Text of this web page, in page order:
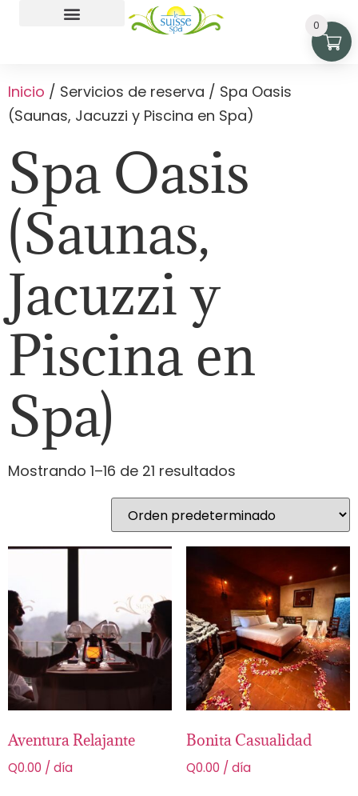
Inicio / Servicios de reserva / Spa Oasis
(Saunas, Jacuzzi y Piscina en Spa)
Spa Oasis
(Saunas,
Jacuzzi y
Piscina en
Spa)
Mostrando 1–16 de 21 resultados
Aventura Relajante
Q0.00 / día
Bonita Casualidad
Q0.00 / día
0